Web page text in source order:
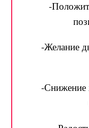
-
-Желание
-Снижение